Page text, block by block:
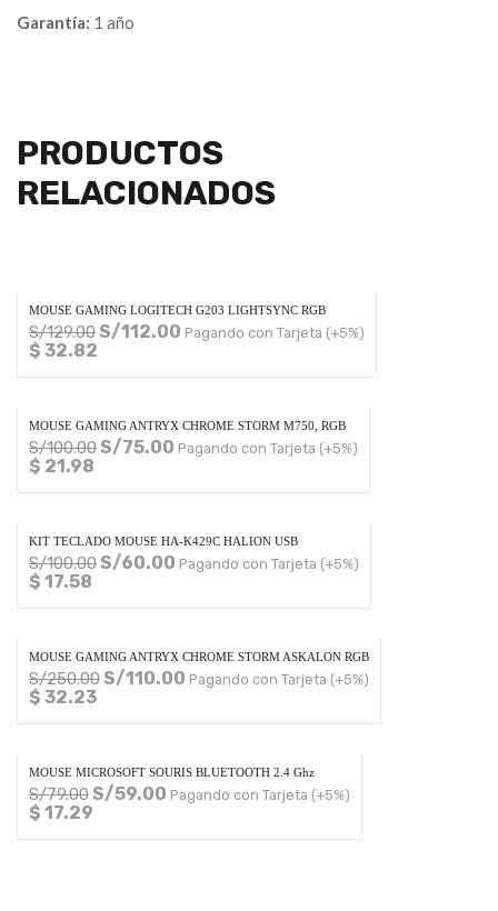
Garantía: 1 año
PRODUCTOS
RELACIONADOS
MOUSE GAMING LOGITECH G203 LIGHTSYNC RGB
S/129.00S/112.00 Pagando con Tarjeta (+5%)
$ 32.82
MOUSE GAMING ANTRYX CHROME STORM M750, RGB
S/100.00S/75.00 Pagando con Tarjeta (+5%)
$ 21.98
KIT TECLADO MOUSE HA-K429C HALION USB
S/100.00S/60.00 Pagando con Tarjeta (+5%)
$ 17.58
MOUSE GAMING ANTRYX CHROME STORM ASKALON RGB
S/250.00S/110.00 Pagando con Tarjeta (+5%)
$ 32.23
MOUSE MICROSOFT SOURIS BLUETOOTH 2.4 Ghz
S/79.00S/59.00 Pagando con Tarjeta (+5%)
$ 17.29